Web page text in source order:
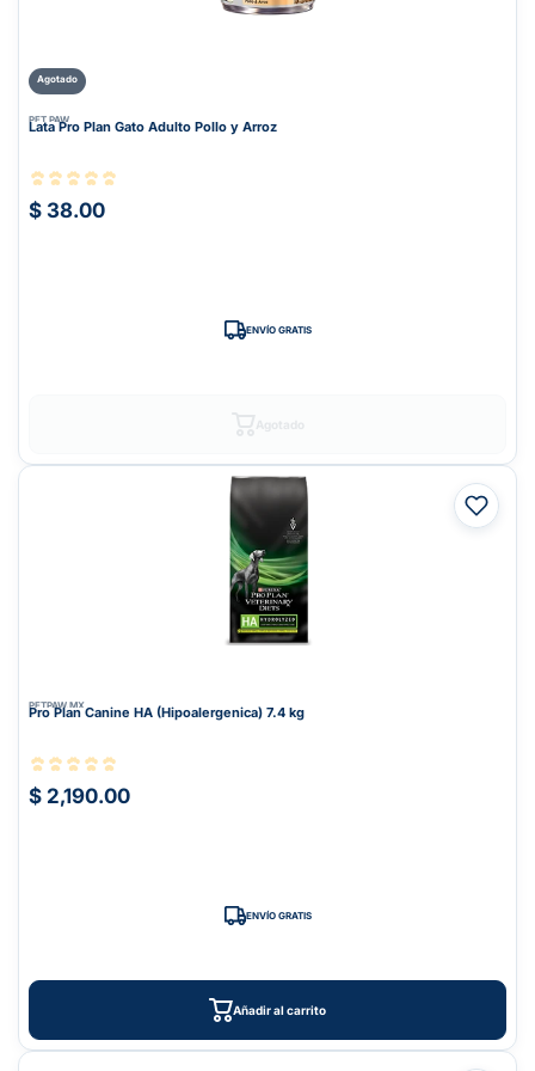
Agotado
PET PAW
Lata Pro Plan Gato Adulto Pollo y Arroz
$ 38.00
ENVÍO GRATIS
PETPAW.MX
Pro Plan Canine HA (Hipoalergenica) 7.4 kg
$ 2,190.00
ENVÍO GRATIS
Añadir al carrito